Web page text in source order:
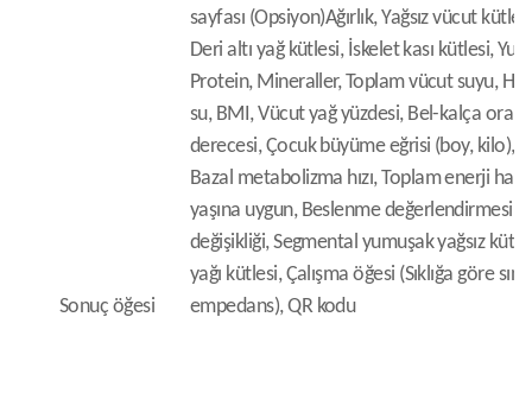
Sonuç öğesi
sayfası (Opsiyon)Ağırlık, Yağsız vücut
Deri altı yağ kütlesi, İskelet kası kütlesi,
Protein, Mineraller, Toplam vücut suyu,
su, BMI, Vücut yağ yüzdesi, Bel-kalça
derecesi, Çocuk büyüme eğrisi (boy, kilo),
Bazal metabolizma hızı, Toplam enerji
yaşına uygun, Beslenme değerlendirmesi,
değişikliği, Segmental yumuşak yağsız
yağı kütlesi, Çalışma öğesi (Sıklığa göre
empedans), QR kodu